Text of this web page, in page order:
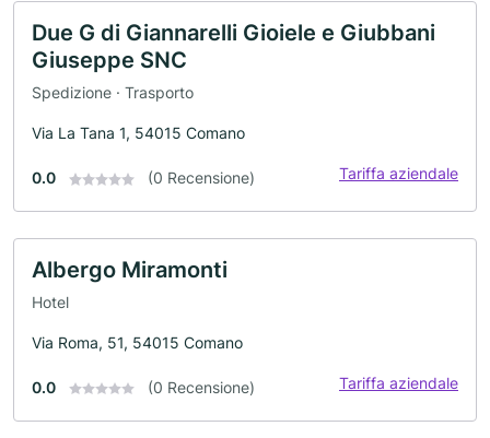
Due G di Giannarelli Gioiele e Giubbani
Giuseppe SNC
Spedizione · Trasporto
Via La Tana 1, 54015 Comano
0.0 (0 Recensione) Tariffa aziendale
Albergo Miramonti
Hotel
Via Roma, 51, 54015 Comano
0.0 (0 Recensione) Tariffa aziendale